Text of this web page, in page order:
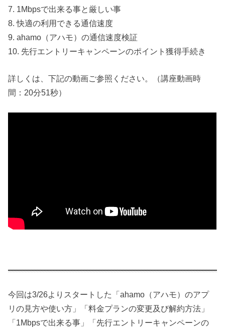
7. 1Mbpsで出来る事と厳しい事
8. 快適の利用できる通信速度
9. ahamo（アハモ）の通信速度検証
10. 先行エントリーキャンペーンのポイント獲得手続き
詳しくは、下記の動画ご参照ください。（講座動画時
間：20分51秒）
今回は3/26よりスタートした「ahamo（アハモ）のアプ
リの見方や使い方」「料金プランの変更及び解約方法」
「1Mbpsで出来る事」「先行エントリーキャンペーンの